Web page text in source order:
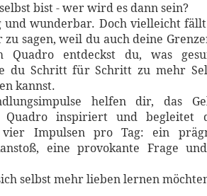
bist - wer wird es dann sein?
und wunderbar. Doch vielleicht
zu sagen, weil du auch deine
Quadro entdeckst du, was
du Schritt für Schritt zu mehr
kannst.
helfen dir, das
Quadro inspiriert und begleitet
Impulsen pro Tag: ein
eine provokante Frage
selbst mehr lieben lernen